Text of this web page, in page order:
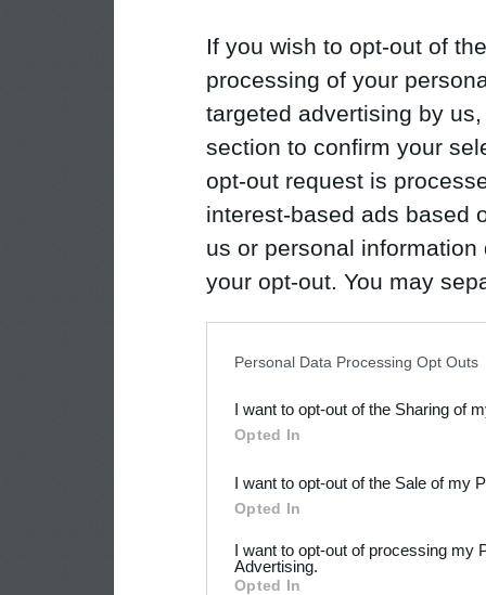
If you wish to opt-out of
processing of your
targeted advertising by
section to confirm your
opt-out request is
interest-based ads based
us or personal
your opt-out. You may
Downstream Participants
third parties.
Personal Data Processing Opt Outs
I want to opt-out of the Sharing of
Opted In
I want to opt-out of the Sale of my
Opted In
I want to opt-out of processing my
Advertising.
Opted In